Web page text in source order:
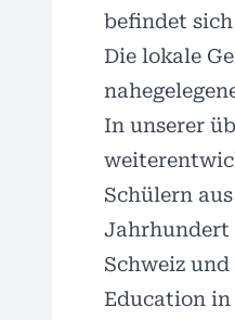
befindet
Die lokale
In unserer
Schülern
Jahrhundert
Schweiz
Education